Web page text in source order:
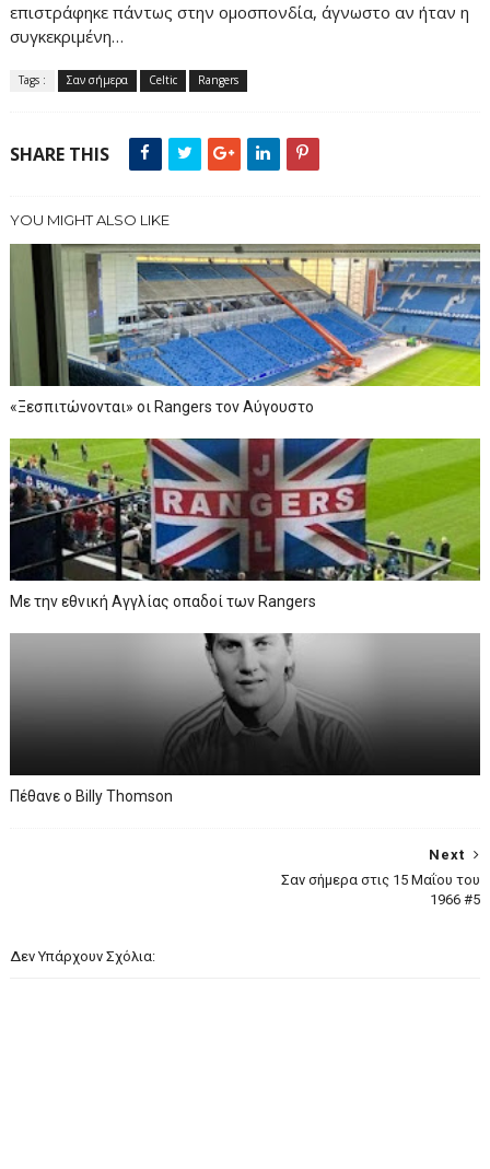
επιστράφηκε πάντως στην ομοσπονδία, άγνωστο αν ήταν η
συγκεκριμένη…
Tags : Σαν σήμερα Celtic Rangers
SHARE THIS
YOU MIGHT ALSO LIKE
«Ξεσπιτώνονται» οι Rangers τον Αύγουστο
Με την εθνική Αγγλίας οπαδοί των Rangers
Πέθανε ο Billy Thomson
Next
Σαν σήμερα στις 15 Μαΐου του
1966 #5
Δεν Υπάρχουν Σχόλια: